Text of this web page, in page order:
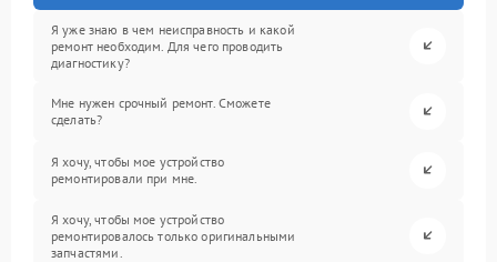
Я уже знаю в чем неисправность и какой
ремонт необходим. Для чего проводить
диагностику?
Мне нужен срочный ремонт. Сможете
сделать?
Я хочу, чтобы мое устройство
ремонтировали при мне.
Я хочу, чтобы мое устройство
ремонтировалось только оригинальными
запчастями.